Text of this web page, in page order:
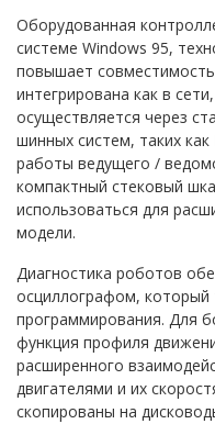
Оборудованная
системе Windows 95,
повышает
интегрирована как в
осуществляется через
шинных систем, таких как
работы ведущего /
компактный стековый
использоваться для
модели.
Диагностика роботов
осциллографом, который
программирования. Для
функция профиля
расширенного
двигателями и их
скопированы на